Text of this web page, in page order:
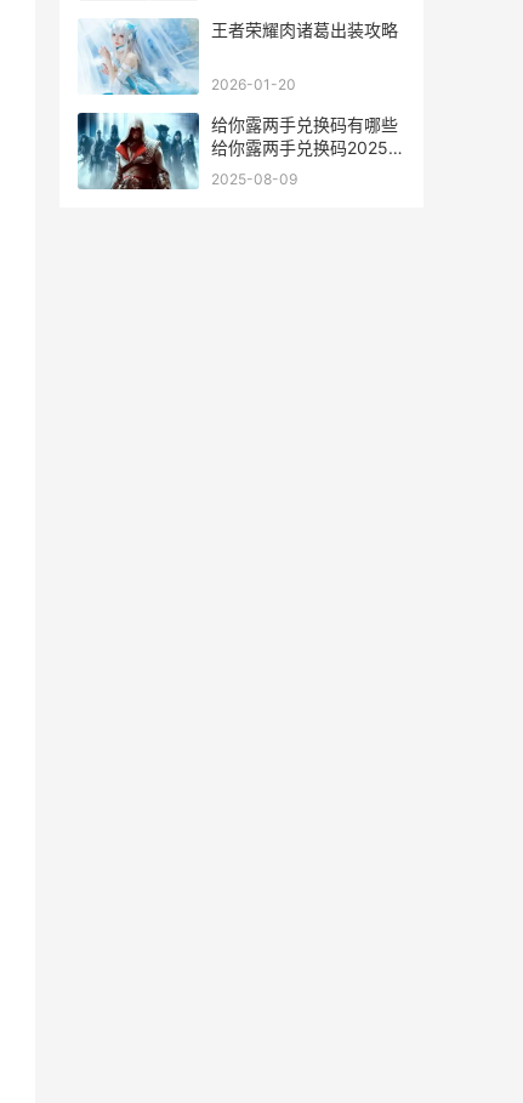
王者荣耀肉诸葛出装攻略
2026-01-20
给你露两手兑换码有哪些
给你露两手兑换码2025最
新版
2025-08-09